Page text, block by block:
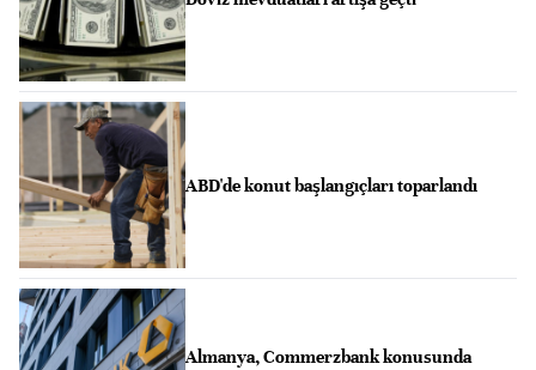
ABD'de konut başlangıçları toparlandı
Almanya, Commerzbank konusunda